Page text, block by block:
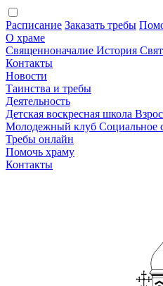
Расписание Заказать требы
О храме
Священноначалие История
Контакты
Новости
Таинства и требы
Деятельность
Детская воскресная школа
Молодежный клуб Социальное
Требы онлайн
Помочь храму
Контакты